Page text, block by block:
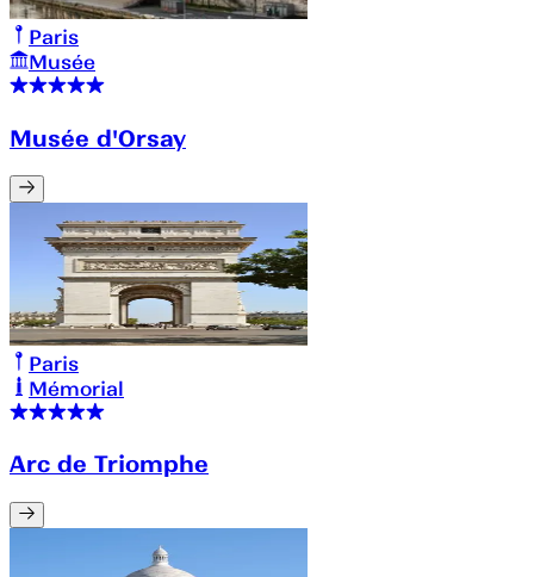
Paris
Musée
Musée d'Orsay
Paris
Mémorial
Arc de Triomphe